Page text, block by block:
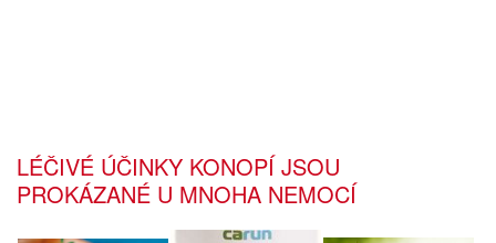
LÉČIVÉ ÚČINKY KONOPÍ JSOU
PROKÁZANÉ U MNOHA NEMOCÍ